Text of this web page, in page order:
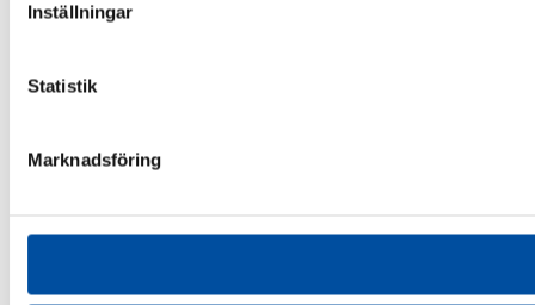
Inställningar
Statistik
Marknadsföring